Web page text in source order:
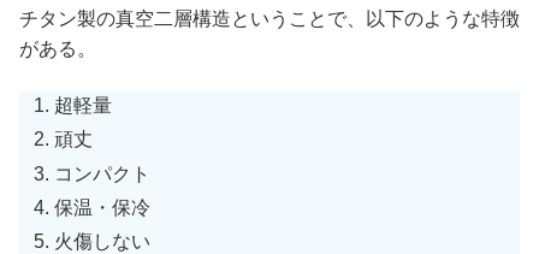
チタン製の真空二層構造ということで、以下のような特徴
がある。
超軽量
頑丈
コンパクト
保温・保冷
火傷しない